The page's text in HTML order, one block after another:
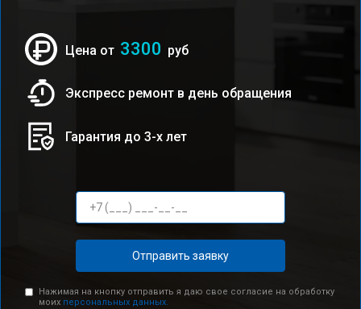
Цена от 3300 руб
Экспресс ремонт в день обращения
Гарантия до 3-х лет
Отправить заявку
Нажимая на кнопку отправить я даю свое согласие на обработку
моих персональных данных.